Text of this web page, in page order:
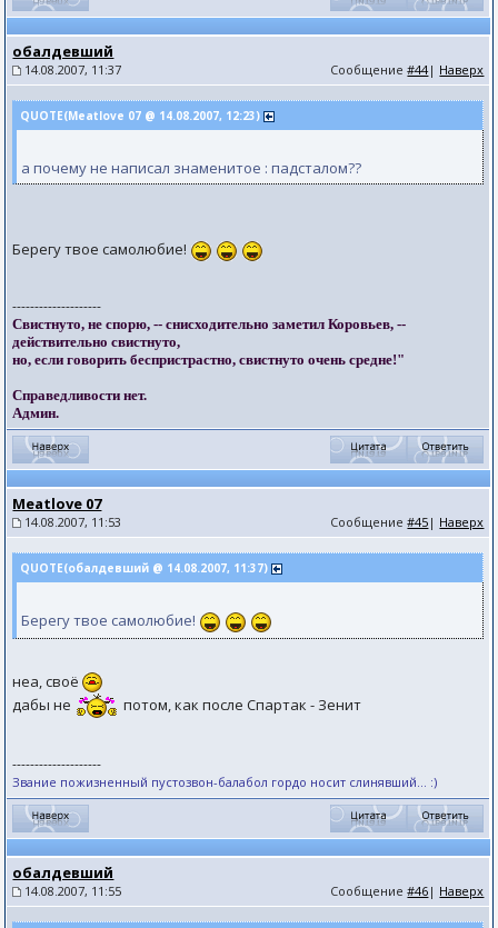
обалдевший
14.08.2007, 11:37 Сообщение#44| Наверх
QUOTE(Meatlove 07 @ 14.08.2007, 12:23)
а почему не написал знаменитое : падсталом??
Берегу твое самолюбие!
--------------------
Свистнуто, не спорю, -- снисходительно заметил Коровьев, --
действительно свистнуто,
но, если говорить беспристрастно, свистнуто очень средне!"
Справедливости нет.
Админ.
Meatlove 07
14.08.2007, 11:53 Сообщение#45 | Наверх
QUOTE(обалдевший @ 14.08.2007, 11:37)
Берегу твое самолюбие!
неа, своё
дабы не
потом, как после Спартак - Зенит
--------------------
Звание пожизненный пустозвон-балабол гордо носит слинявший... :)
обалдевший
14.08.2007, 11:55 Сообщение#46 | Наверх